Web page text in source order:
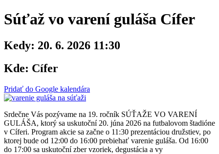
Súťaž vo varení guláša Cífer
Kedy: 20. 6. 2026 11:30
Kde: Cífer
Pridať do Google kalendára
Srdečne Vás pozývame na 19. ročník SÚŤAŽE VO VARENÍ
GULÁŠA, ktorý sa uskutoční 20. júna 2026 na futbalovom štadióne
v Cíferi. Program akcie sa začne o 11:30 prezentáciou družstiev, po
ktorej bude od 12:00 do 16:00 prebiehať varenie guláša. Od 16:00
do 17:00 sa uskutoční zber vzoriek, degustácia a vy